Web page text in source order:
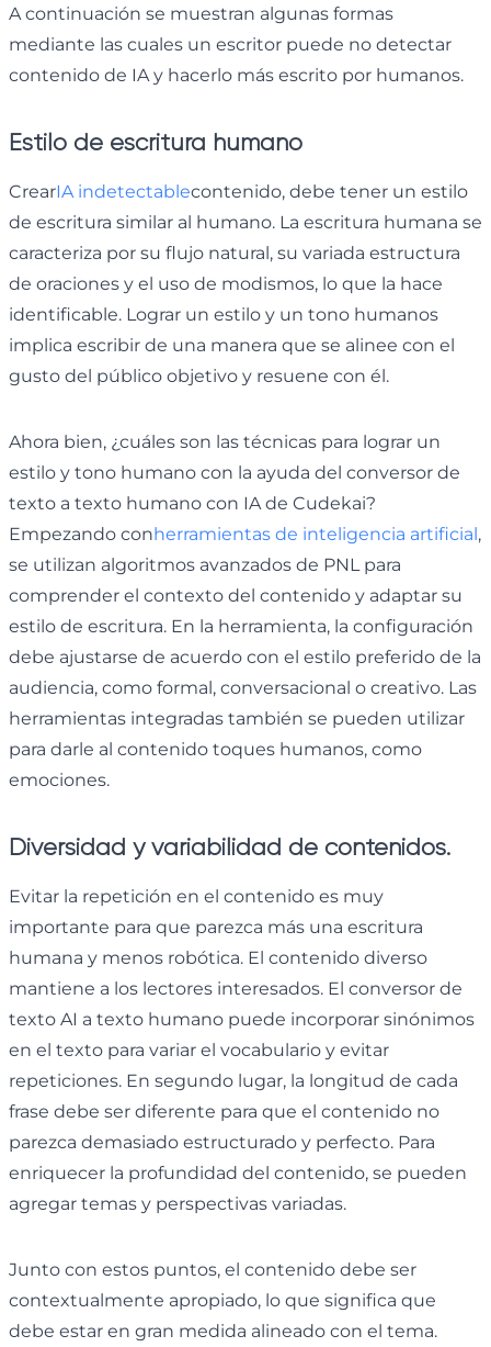
A continuación se muestran algunas formas
mediante las cuales un escritor puede no detectar
contenido de IA y hacerlo más escrito por humanos.
Estilo de escritura humano
CrearIA indetectablecontenido, debe tener un estilo
de escritura similar al humano. La escritura humana se
caracteriza por su flujo natural, su variada estructura
de oraciones y el uso de modismos, lo que la hace
identificable. Lograr un estilo y un tono humanos
implica escribir de una manera que se alinee con el
gusto del público objetivo y resuene con él.
Ahora bien, ¿cuáles son las técnicas para lograr un
estilo y tono humano con la ayuda del conversor de
texto a texto humano con IA de Cudekai?
Empezando conherramientas de inteligencia artificial,
se utilizan algoritmos avanzados de PNL para
comprender el contexto del contenido y adaptar su
estilo de escritura. En la herramienta, la configuración
debe ajustarse de acuerdo con el estilo preferido de la
audiencia, como formal, conversacional o creativo. Las
herramientas integradas también se pueden utilizar
para darle al contenido toques humanos, como
emociones.
Diversidad y variabilidad de contenidos.
Evitar la repetición en el contenido es muy
importante para que parezca más una escritura
humana y menos robótica. El contenido diverso
mantiene a los lectores interesados. El conversor de
texto AI a texto humano puede incorporar sinónimos
en el texto para variar el vocabulario y evitar
repeticiones. En segundo lugar, la longitud de cada
frase debe ser diferente para que el contenido no
parezca demasiado estructurado y perfecto. Para
enriquecer la profundidad del contenido, se pueden
agregar temas y perspectivas variadas.
Junto con estos puntos, el contenido debe ser
contextualmente apropiado, lo que significa que
debe estar en gran medida alineado con el tema.